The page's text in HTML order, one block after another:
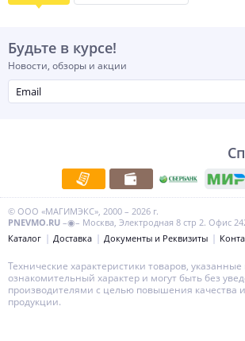
Будьте в курсе!
Новости, обзоры и акции
© ООО «МАГИМЭКС», 2000 – 2026 г.
PNEVMO.RU –◉– Москва, Электродная 8 стр 2. Офис
Каталог
Доставка Документы и Реквизиты
Технические характеристики товаров,
ознакомительный характер и могут быть без
производителями с целью повышения качества
продукции.